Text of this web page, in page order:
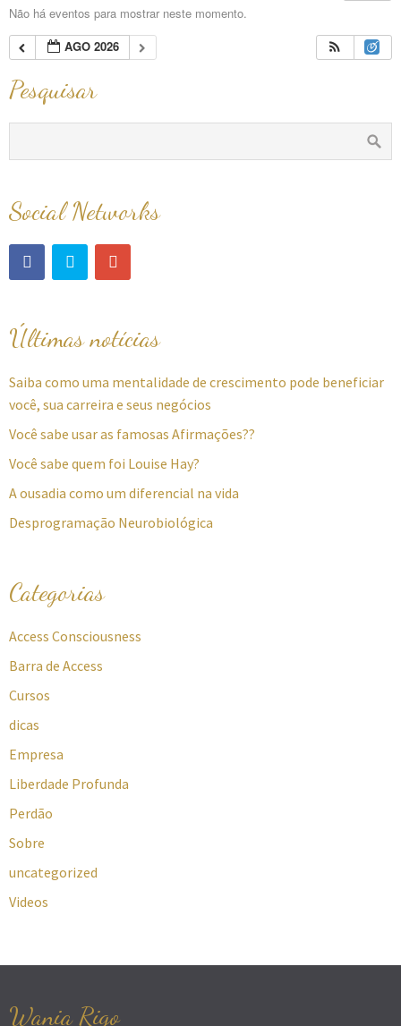
Não há eventos para mostrar neste momento.
AGO 2026
Pesquisar
Social Networks
Últimas notícias
Saiba como uma mentalidade de crescimento pode beneficiar
você, sua carreira e seus negócios
Você sabe usar as famosas Afirmações??
Você sabe quem foi Louise Hay?
A ousadia como um diferencial na vida
Desprogramação Neurobiológica
Categorias
Access Consciousness
Barra de Access
Cursos
dicas
Empresa
Liberdade Profunda
Perdão
Sobre
uncategorized
Videos
Wania Rigo